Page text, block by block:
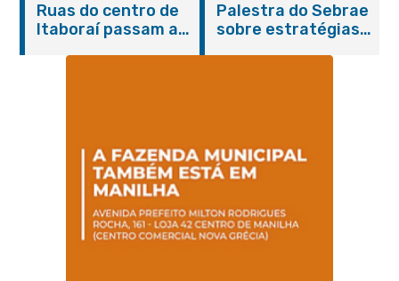
promovem
conscientização
sobre hanseníase
Ruas do centro de
Itaboraí passam a
Palestra do Sebrae
sobre estratégias